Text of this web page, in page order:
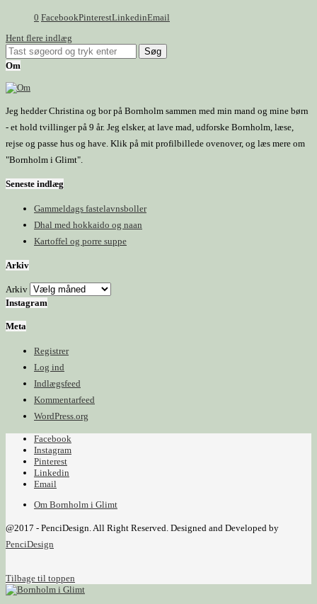
0 FacebookPinterestLinkedinEmail
Hent flere indlæg
Om
Jeg hedder Christina og bor på Bornholm sammen med min mand og mine børn
- et hold tvillinger på 9 år. Jeg elsker, at lave mad, udforske Bornholm, læse,
rejse og passe hus og have. Klik på mit profilbillede ovenover, og læs mere om
"Bornholm i Glimt".
Seneste indlæg
Gammeldags fastelavnsboller
Dhal med hokkaido og naan
Kartoffel og porre suppe
Arkiv
Arkiv
Instagram
Meta
Registrer
Log ind
Indlægsfeed
Kommentarfeed
WordPress.org
Facebook
Instagram
Pinterest
Linkedin
Email
Om Bornholm i Glimt
@2017 - PenciDesign. All Right Reserved. Designed and Developed by
PenciDesign
Tilbage til toppen